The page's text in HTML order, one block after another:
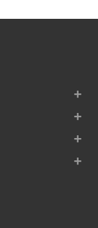
+
+
+
+